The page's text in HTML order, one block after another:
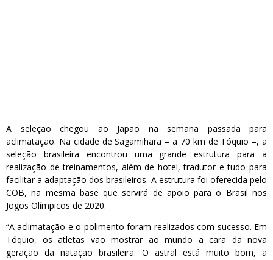
A seleção chegou ao Japão na semana passada para
aclimatação. Na cidade de Sagamihara – a 70 km de Tóquio –, a
seleção brasileira encontrou uma grande estrutura para a
realização de treinamentos, além de hotel, tradutor e tudo para
facilitar a adaptação dos brasileiros. A estrutura foi oferecida pelo
COB, na mesma base que servirá de apoio para o Brasil nos
Jogos Olímpicos de 2020.
“A aclimatação e o polimento foram realizados com sucesso. Em
Tóquio, os atletas vão mostrar ao mundo a cara da nova
geração da natação brasileira. O astral está muito bom, a